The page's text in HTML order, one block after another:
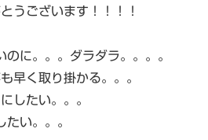
うございます！！！！
のに。。。ダラダラ。。。。
早く取り掛かる。。。
したい。。。
たい。。。